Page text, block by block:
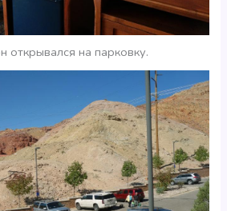
открывался на парковку.